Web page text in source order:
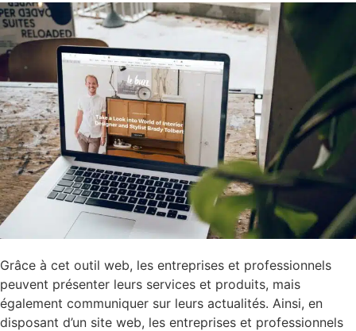
Grâce à cet outil web, les entreprises et professionnels
peuvent présenter leurs services et produits, mais
également communiquer sur leurs actualités. Ainsi, en
disposant d’un site web, les entreprises et professionnels